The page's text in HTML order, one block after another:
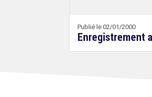
Publié le 02/01/2000
Enregistrement